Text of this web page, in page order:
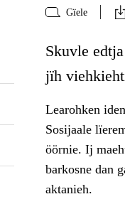
Gïele
Skuvle
jïh
Learohken
Sosijaale
öörnie. Ij
barkosne dan
aktanieh.